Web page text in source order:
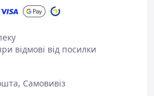
відмові від посилки
Самовивіз